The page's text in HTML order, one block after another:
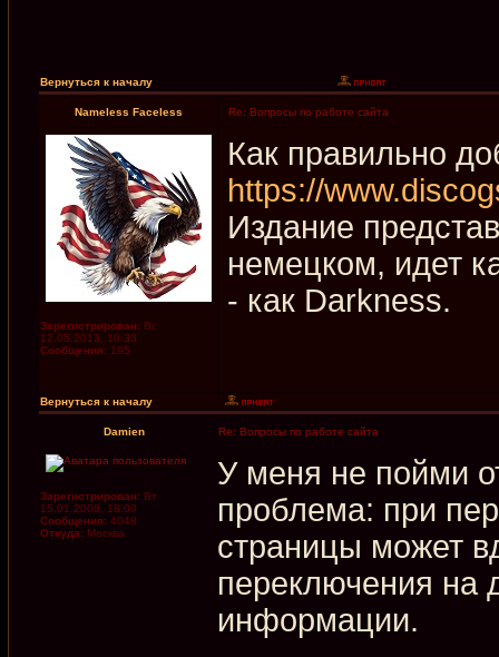
Вернуться к началу
Nameless Faceless Re: Вопросы по работе сайта
Зарегистрирован: Вс
12.05.2013, 10:33
Сообщения: 195
Как правильно
https://
Издание
немецком, идет
- как Darkness.
Вернуться к началу
Damien Re: Вопросы по работе сайта
Зарегистрирован: Вт
15.01.2008, 18:00
Сообщения: 4048
Откуда: Москва
У меня не пойми
проблема: при
страницы может
переключения на
информации.